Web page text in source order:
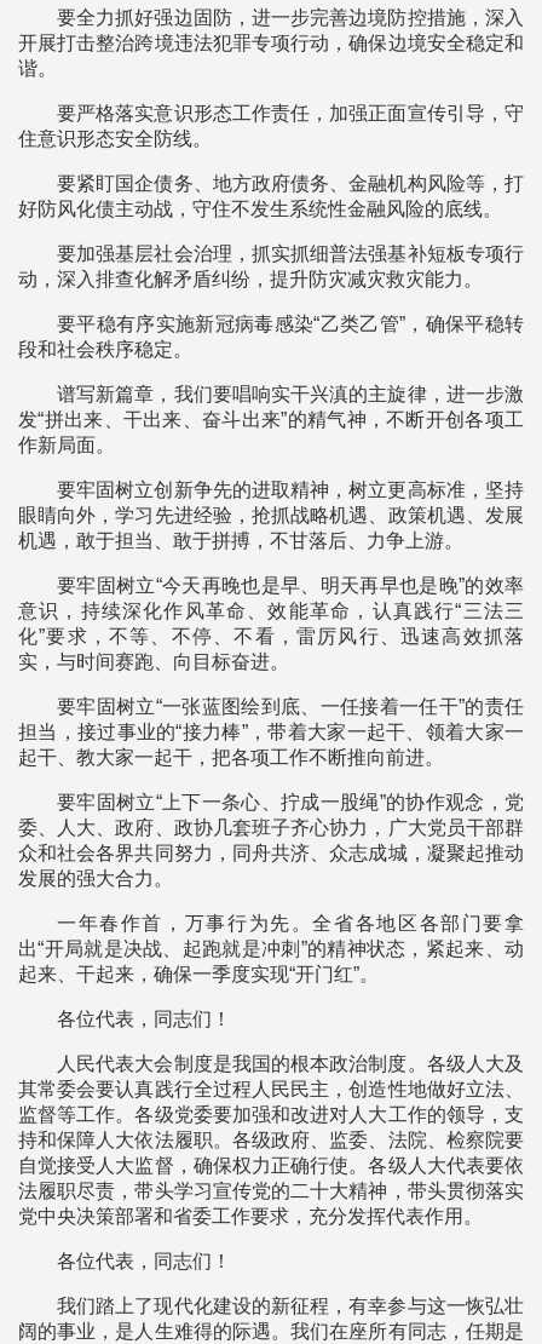
要全力抓好强边固防，进一步完善边境防控措施，深入
开展打击整治跨境违法犯罪专项行动，确保边境安全稳定和
谐。
要严格落实意识形态工作责任，加强正面宣传引导，守
住意识形态安全防线。
要紧盯国企债务、地方政府债务、金融机构风险等，打
好防风化债主动战，守住不发生系统性金融风险的底线。
要加强基层社会治理，抓实抓细普法强基补短板专项行
动，深入排查化解矛盾纠纷，提升防灾减灾救灾能力。
要平稳有序实施新冠病毒感染“乙类乙管”，确保平稳转
段和社会秩序稳定。
谱写新篇章，我们要唱响实干兴滇的主旋律，进一步激
发“拼出来、干出来、奋斗出来”的精气神，不断开创各项工
作新局面。
要牢固树立创新争先的进取精神，树立更高标准，坚持
眼睛向外，学习先进经验，抢抓战略机遇、政策机遇、发展
机遇，敢于担当、敢于拼搏，不甘落后、力争上游。
要牢固树立“今天再晚也是早、明天再早也是晚”的效率
意识，持续深化作风革命、效能革命，认真践行“三法三
化”要求，不等、不停、不看，雷厉风行、迅速高效抓落
实，与时间赛跑、向目标奋进。
要牢固树立“一张蓝图绘到底、一任接着一任干”的责任
担当，接过事业的“接力棒”，带着大家一起干、领着大家一
起干、教大家一起干，把各项工作不断推向前进。
要牢固树立“上下一条心、拧成一股绳”的协作观念，党
委、人大、政府、政协几套班子齐心协力，广大党员干部群
众和社会各界共同努力，同舟共济、众志成城，凝聚起推动
发展的强大合力。
一年春作首，万事行为先。全省各地区各部门要拿
出“开局就是决战、起跑就是冲刺”的精神状态，紧起来、动
起来、干起来，确保一季度实现“开门红”。
各位代表，同志们！
人民代表大会制度是我国的根本政治制度。各级人大及
其常委会要认真践行全过程人民民主，创造性地做好立法、
监督等工作。各级党委要加强和改进对人大工作的领导，支
持和保障人大依法履职。各级政府、监委、法院、检察院要
自觉接受人大监督，确保权力正确行使。各级人大代表要依
法履职尽责，带头学习宣传党的二十大精神，带头贯彻落实
党中央决策部署和省委工作要求，充分发挥代表作用。
各位代表，同志们！
我们踏上了现代化建设的新征程，有幸参与这一恢弘壮
阔的事业，是人生难得的际遇。我们在座所有同志，任期是